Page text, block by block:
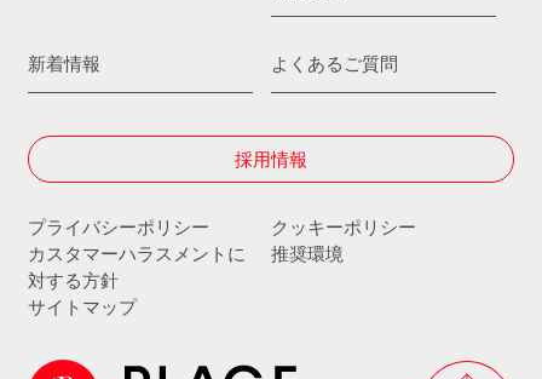
新着情報 よくあるご質問
採用情報
プライバシーポリシー
クッキーポリシー
カスタマーハラスメントに
対する方針
推奨環境
サイトマップ